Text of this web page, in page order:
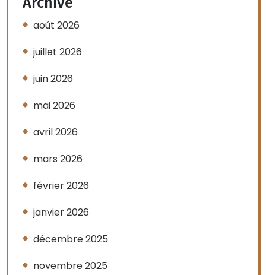
août 2026
juillet 2026
juin 2026
mai 2026
avril 2026
mars 2026
février 2026
janvier 2026
décembre 2025
novembre 2025